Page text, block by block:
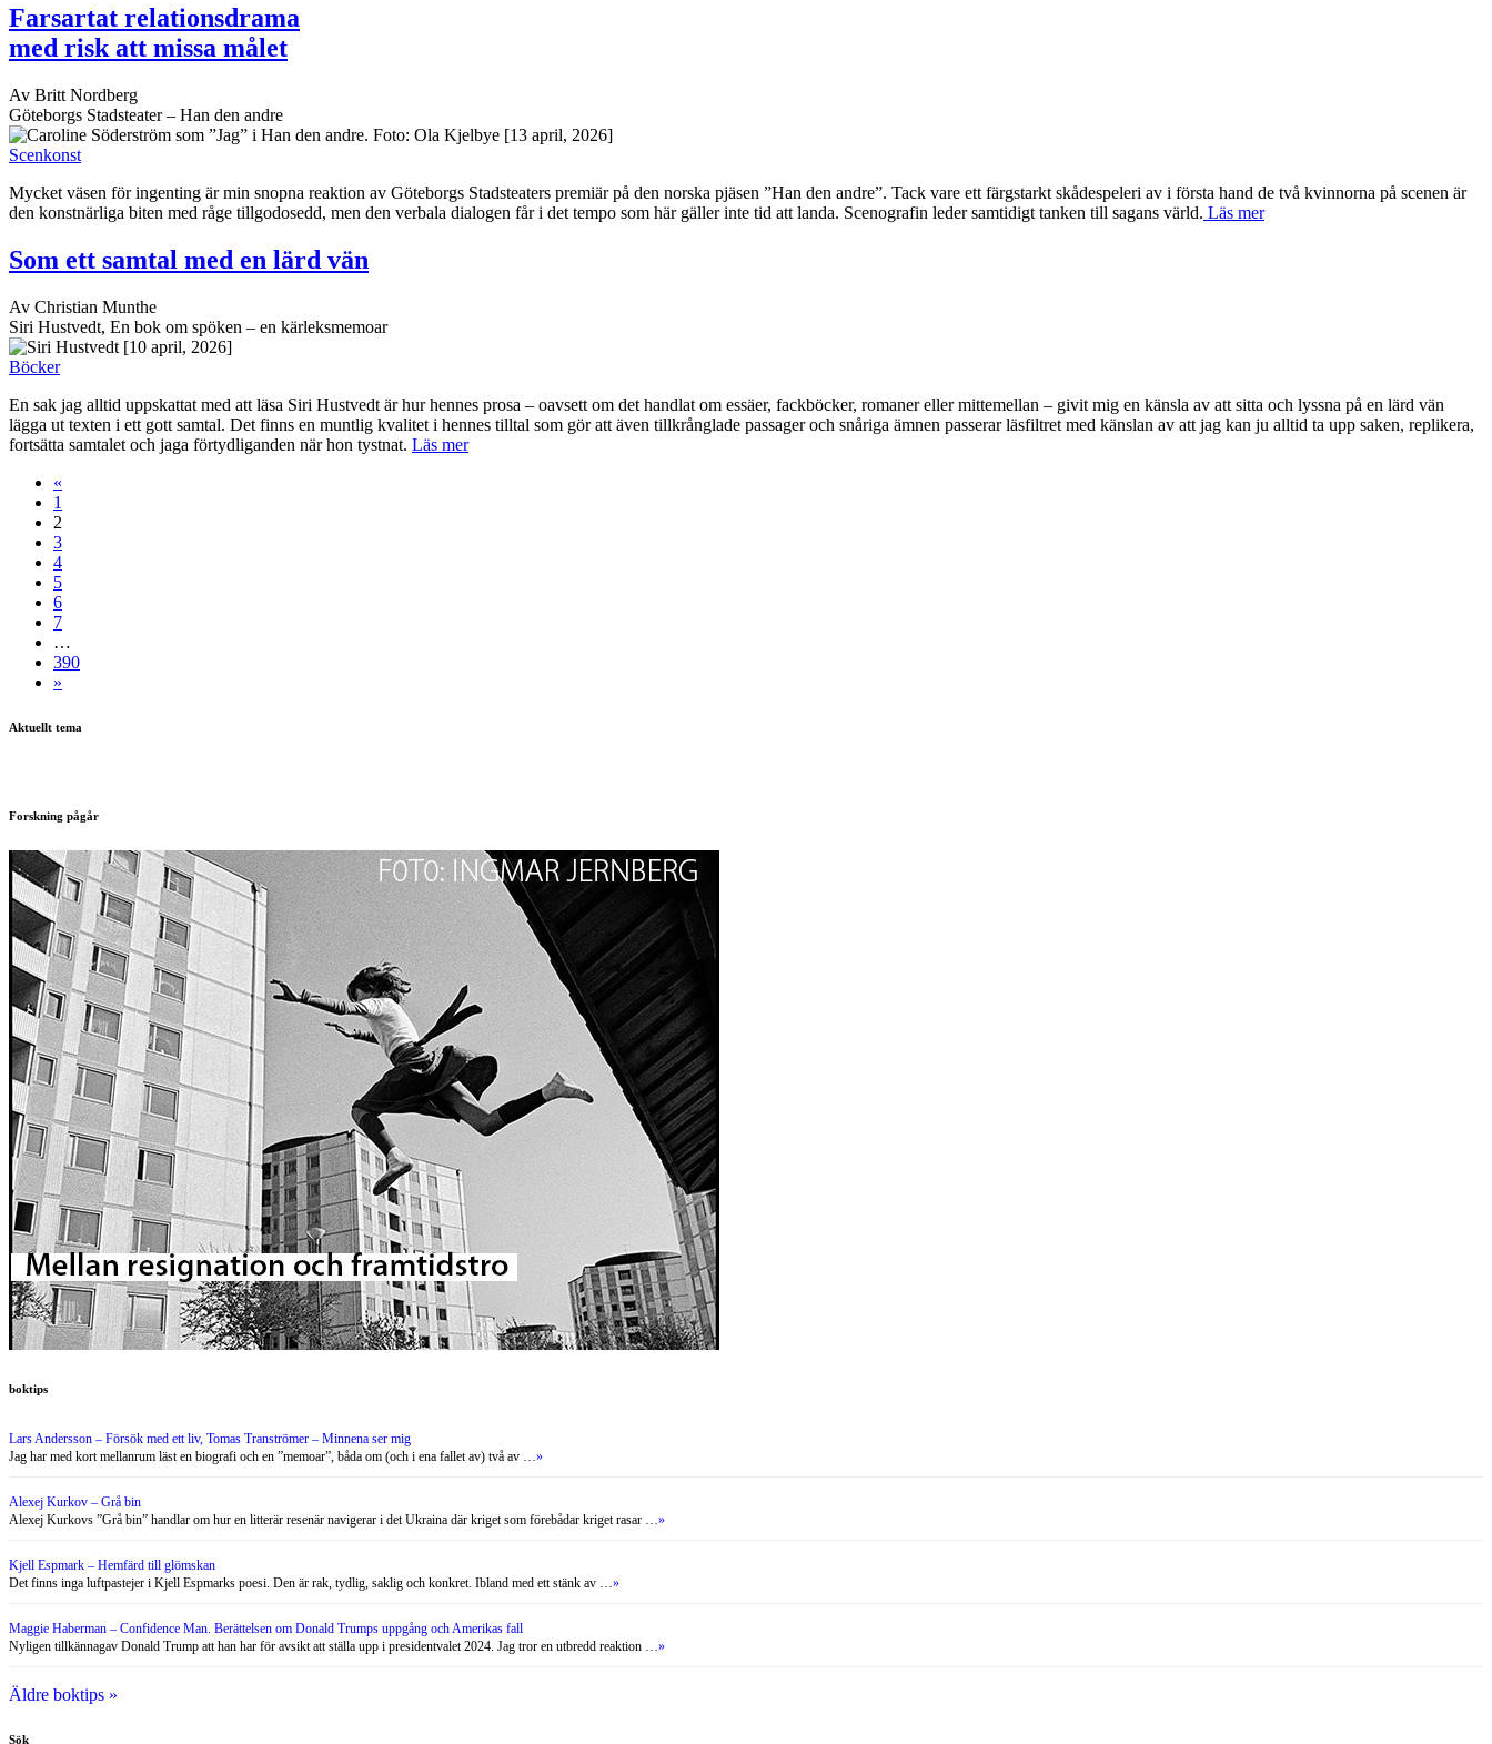
Farsartat relationsdrama
med risk att missa målet
Av Britt Nordberg
Göteborgs Stadsteater – Han den andre
[13 april, 2026]
Scenkonst
Mycket väsen för ingenting är min snopna reaktion av Göteborgs Stadsteaters premiär på den norska pjäsen ”Han den andre”. Tack vare ett färgstarkt skådespeleri av i första hand de två kvinnorna på scenen är
den konstnärliga biten med råge tillgodosedd, men den verbala dialogen får i det tempo som här gäller inte tid att landa. Scenografin leder samtidigt tanken till sagans värld. Läs mer
Som ett samtal med en lärd vän
Av Christian Munthe
Siri Hustvedt, En bok om spöken – en kärleksmemoar
[10 april, 2026]
Böcker
En sak jag alltid uppskattat med att läsa Siri Hustvedt är hur hennes prosa – oavsett om det handlat om essäer, fackböcker, romaner eller mittemellan – givit mig en känsla av att sitta och lyssna på en lärd vän
lägga ut texten i ett gott samtal. Det finns en muntlig kvalitet i hennes tilltal som gör att även tillkrånglade passager och snåriga ämnen passerar läsfiltret med känslan av att jag kan ju alltid ta upp saken, replikera,
fortsätta samtalet och jaga förtydliganden när hon tystnat. Läs mer
«
1
2
3
4
5
6
7
390
»
Aktuellt tema
Forskning pågår
boktips
Lars Andersson – Försök med ett liv, Tomas Tranströmer – Minnena ser mig
Jag har med kort mellanrum läst en biografi och en ”memoar”, båda om (och i ena fallet av) två av … »
Alexej Kurkov – Grå bin
Alexej Kurkovs ”Grå bin” handlar om hur en litterär resenär navigerar i det Ukraina där kriget som förebådar kriget rasar … »
Kjell Espmark – Hemfärd till glömskan
Det finns inga luftpastejer i Kjell Espmarks poesi. Den är rak, tydlig, saklig och konkret. Ibland med ett stänk av … »
Maggie Haberman – Confidence Man. Berättelsen om Donald Trumps uppgång och Amerikas fall
Nyligen tillkännagav Donald Trump att han har för avsikt att ställa upp i presidentvalet 2024. Jag tror en utbredd reaktion … »
Äldre boktips »
Sök